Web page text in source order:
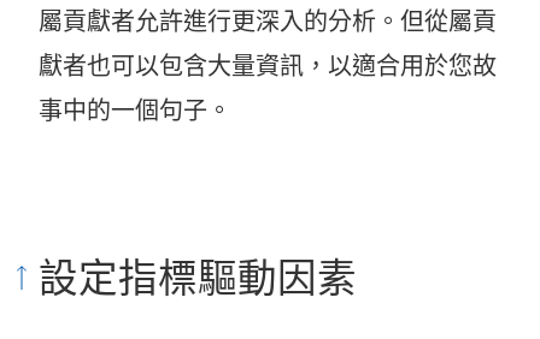
屬貢獻者允許進行更深入的分析。但從屬貢
獻者也可以包含大量資訊，以適合用於您故
事中的一個句子。
設定指標驅動因素